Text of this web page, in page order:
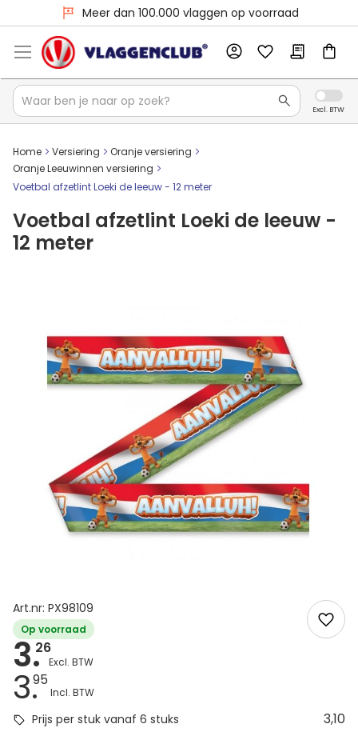
Meer dan 100.000 vlaggen op voorraad
Home Versiering
Oranje versiering
Oranje Leeuwinnen versiering
Voetbal afzetlint Loeki de leeuw - 12 meter
Voetbal afzetlint Loeki de leeuw -
12 meter
Art.nr: PX98109
Op voorraad
3.26
3.95
Prijs per stuk vanaf 6 stuks 3,10